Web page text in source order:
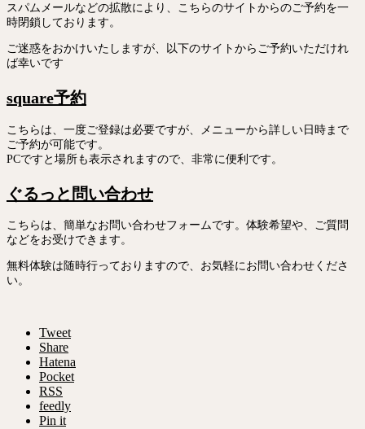
スパムメールなどの拡散により、こちらのサイトからのご予約を一
時閉鎖しております。
ご迷惑をおかけいたしますが、以下のサイトからご予約いただけれ
ば幸いです
square予約
こちらは、一度ご登録は必要ですが、メニューから詳しい日時まで
ご予約が可能です。
PCですと場所も表示されますので、非常に便利です。
ぐるっと問い合わせ
こちらは、簡単なお問い合わせフォームです。体験希望や、ご質問
などをお受けできます。
無料体験は随時行っておりますので、お気軽にお問い合わせくださ
い。
Tweet
Share
Hatena
Pocket
RSS
feedly
Pin it